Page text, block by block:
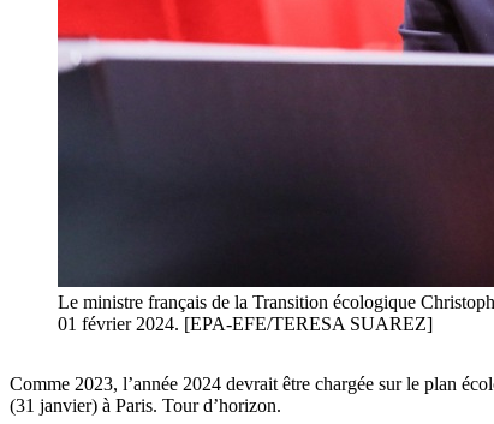
Le ministre français de la Transition écologique
01 février 2024. [EPA-EFE/TERESA SUAREZ]
Comme 2023, l’année 2024 devrait être chargée sur le plan
(31 janvier) à Paris. Tour d’horizon.